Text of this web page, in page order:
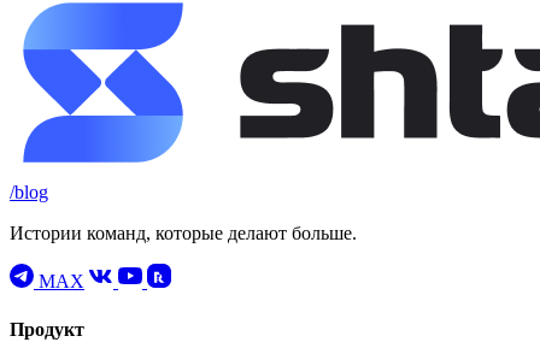
/blog
Истории команд, которые делают больше.
MAX
Продукт